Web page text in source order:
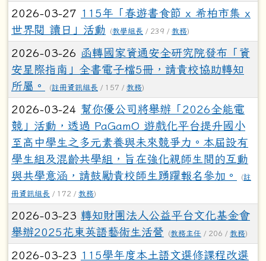
2026-03-27 115年「春遊書食節 x 希柏市集 x
世界閱 讀日」活動
(教學組長 / 239 / 教務)
2026-03-26 函轉國家資通安全研究院發布「資
安星際指南」全書電子檔5冊，請貴校協助轉知
所屬。
(註冊資訊組長 / 157 / 教務)
2026-03-24 幫你優公司將舉辦「2026全能電
競」活動，透過 PaGamO 遊戲化平台提升國小
至高中學生之多元素養與未來競爭力。本屆設有
學生組及混齡共學組，旨在強化親師生間的互動
與共學意涵，請鼓勵貴校師生踴躍報名參加。
(註
冊資訊組長 / 172 / 教務)
2026-03-23 轉知財團法人公益平台文化基金會
舉辦2025花東英語藝術生活營
(教務主任 / 206 / 教務)
2026-03-23 115學年度本土語文選修課程改選